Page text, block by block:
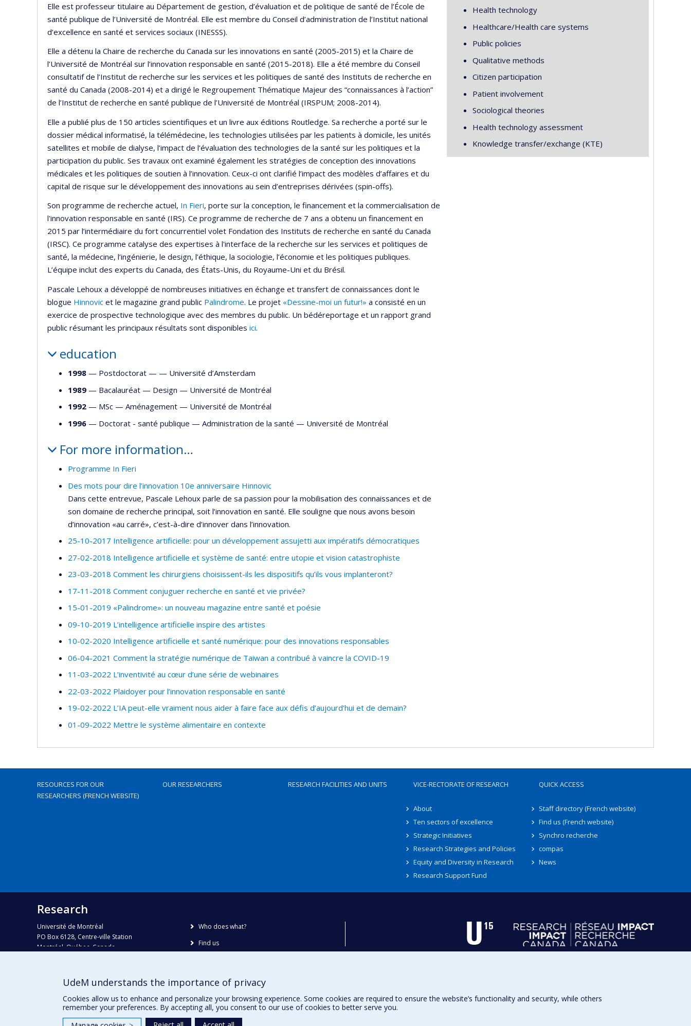
Elle est professeur titulaire au Département de gestion, d’évaluation et de politique de santé de l’École de
santé publique de l’Université de Montréal. Elle est membre du Conseil d’administration de l’Institut national
d’excellence en santé et services sociaux (INESSS).
Elle a détenu la Chaire de recherche du Canada sur les innovations en santé (2005-2015) et la Chaire de
l’Université de Montréal sur l’innovation responsable en santé (2015-2018). Elle a été membre du Conseil
consultatif de l’Institut de recherche sur les services et les politiques de santé des Instituts de recherche en
santé du Canada (2008-2014) et a dirigé le Regroupement Thématique Majeur des “connaissances à l’action”
de l’Institut de recherche en santé publique de l’Université de Montréal (IRSPUM; 2008-2014).
Elle a publié plus de 150 articles scientifiques et un livre aux éditions Routledge. Sa recherche a porté sur le
dossier médical informatisé, la télémédecine, les technologies utilisées par les patients à domicile, les unités
satellites et mobile de dialyse, l’impact de l’évaluation des technologies de la santé sur les politiques et la
participation du public. Ses travaux ont examiné également les stratégies de conception des innovations
médicales et les politiques de soutien à l’innovation. Ceux-ci ont clarifié l’impact des modèles d’affaires et du
capital de risque sur le développement des innovations au sein d’entreprises dérivées (spin-offs).
Son programme de recherche actuel, In Fieri, porte sur la conception, le financement et la commercialisation de
l'innovation responsable en santé (IRS). Ce programme de recherche de 7 ans a obtenu un financement en
2015 par l’intermédiaire du fort concurrentiel volet Fondation des Instituts de recherche en santé du Canada
(IRSC). Ce programme catalyse des expertises à l'interface de la recherche sur les services et politiques de
santé, la médecine, l’ingénierie, le design, l’éthique, la sociologie, l’économie et les politiques publiques.
L’équipe inclut des experts du Canada, des États-Unis, du Royaume-Uni et du Brésil.
Pascale Lehoux a développé de nombreuses initiatives en échange et transfert de connaissances dont le
blogue Hinnovic et le magazine grand public Palindrome. Le projet «Dessine-moi un futur!» a consisté en un
exercice de prospective technologique avec des membres du public. Un bédéreportage et un rapport grand
public résumant les principaux résultats sont disponibles ici.
education
1998 — Postdoctorat — — Université d’Amsterdam
1989 — Bacalauréat — Design — Université de Montréal
1992 — MSc — Aménagement — Université de Montréal
1996 — Doctorat - santé publique — Administration de la santé — Université de Montréal
For more information…
Programme In Fieri
Des mots pour dire l’innovation 10e anniversaire Hinnovic
Dans cette entrevue, Pascale Lehoux parle de sa passion pour la mobilisation des connaissances et de
son domaine de recherche principal, soit l’innovation en santé. Elle souligne que nous avons besoin
d’innovation «au carré», c’est-à-dire d’innover dans l’innovation.
25-10-2017 Intelligence artificielle: pour un développement assujetti aux impératifs démocratiques
27-02-2018 Intelligence artificielle et système de santé: entre utopie et vision catastrophiste
23-03-2018 Comment les chirurgiens choisissent-ils les dispositifs qu’ils vous implanteront?
17-11-2018 Comment conjuguer recherche en santé et vie privée?
15-01-2019 «Palindrome»: un nouveau magazine entre santé et poésie
09-10-2019 L’intelligence artificielle inspire des artistes
10-02-2020 Intelligence artificielle et santé numérique: pour des innovations responsables
06-04-2021 Comment la stratégie numérique de Taiwan a contribué à vaincre la COVID-19
11-03-2022 L’inventivité au cœur d’une série de webinaires
22-03-2022 Plaidoyer pour l’innovation responsable en santé
19-02-2022 L’IA peut-elle vraiment nous aider à faire face aux défis d’aujourd’hui et de demain?
01-09-2022 Mettre le système alimentaire en contexte
Health technology
Healthcare/Health care systems
Public policies
Qualitative methods
Citizen participation
Patient involvement
Sociological theories
Health technology assessment
Knowledge transfer/exchange (KTE)
RESOURCES FOR OUR
RESEARCHERS (FRENCH WEBSITE)
OUR RESEARCHERS RESEARCH FACILITIES AND UNITS VICE-RECTORATE OF RESEARCH
About
Ten sectors of excellence
Strategic Initiatives
Research Strategies and Policies
Equity and Diversity in Research
Research Support Fund
QUICK ACCESS
Staff directory (French website)
Find us (French website)
Synchro recherche
compas
News
Research
Université de Montréal
PO Box 6128, Centre-ville Station
Montréal, Québec, Canada
Phone : 514 343-6111, #38492
recherche@umontreal.ca
Who does what?
Find us
UdeM understands the importance of privacy
Cookies allow us to enhance and personalize your browsing experience. Some cookies are required to ensure the website’s functionality and security, while others
remember your preferences. By accepting all, you consent to our use of cookies to better serve you.